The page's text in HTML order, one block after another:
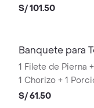
anticucho, chorizo,
S/ 101.50
Banquete para
1 Filete de Pierna
1 Chorizo + 1
Palo de Anticucho
S/ 61.50